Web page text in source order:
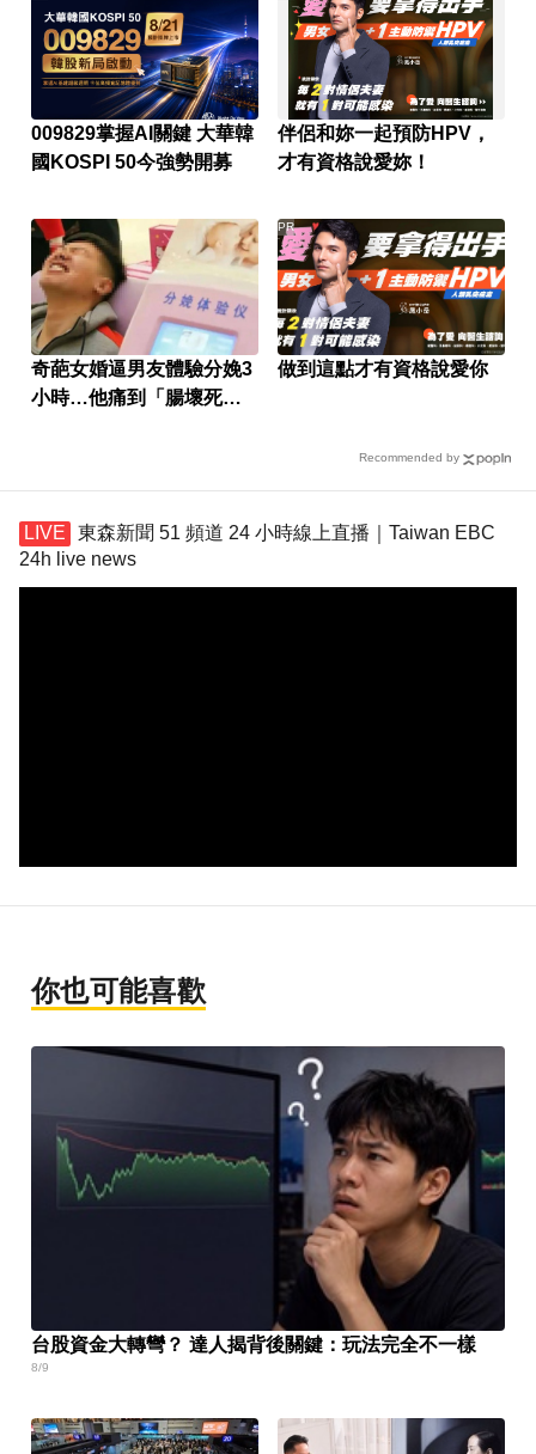
009829掌握AI關鍵 大華韓
國KOSPI 50今強勢開募
伴侶和妳一起預防HPV，
才有資格說愛妳！
奇葩女婚逼男友體驗分娩3
小時…他痛到「腸壞死」
做到這點才有資格說愛你
PR
Recommended by
東森新聞 51 頻道 24 小時線上直播｜Taiwan EBC
24h live news
你也可能喜歡
台股資金大轉彎？ 達人揭背後關鍵：玩法完全不一樣
8/9